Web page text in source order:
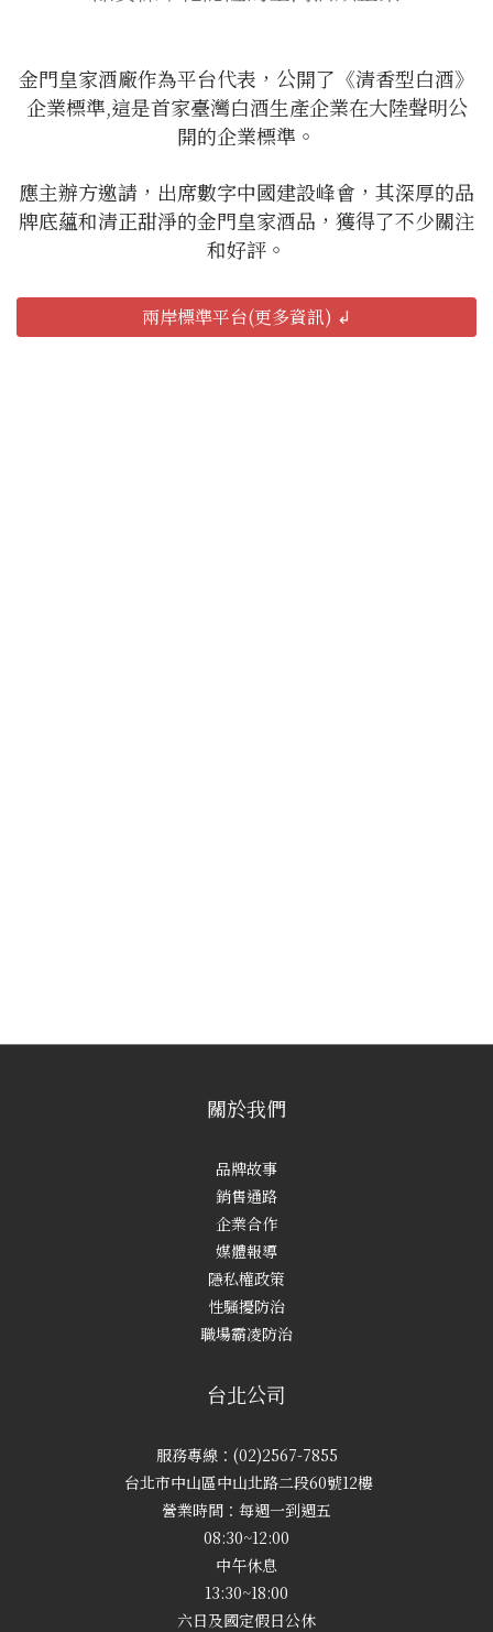
金門皇家酒廠作為平台代表，公開了《清香型白酒》
企業標準,這是首家臺灣白酒生產企業在大陸聲明公
開的企業標準。
應主辦方邀請，出席數字中國建設峰會，其深厚的品
牌底蘊和清正甜淨的金門皇家酒品，獲得了不少關注
和好評。
兩岸標準平台(更多資訊) ↲
關於我們
品牌故事
銷售通路
企業合作
媒體報導
隱私權政策
性騷擾防治
職場霸凌防治
台北公司
服務專線：(02)2567-7855
台北市中山區中山北路二段60號12樓
營業時間：每週一到週五
08:30~12:00
中午休息
13:30~18:00
六日及國定假日公休